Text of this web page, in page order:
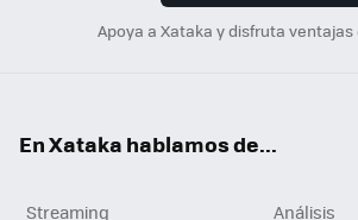
Apoya a Xataka y disfruta
En Xataka hablamos de...
Streaming
Análisis